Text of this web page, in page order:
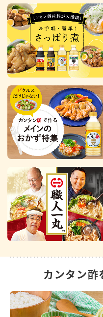
カンタン酢